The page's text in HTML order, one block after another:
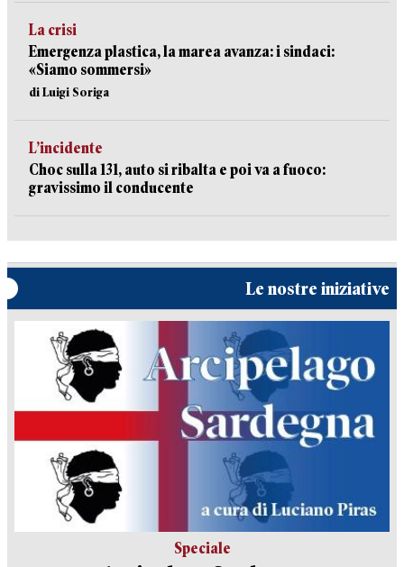
La crisi
Emergenza plastica, la marea avanza: i sindaci:
«Siamo sommersi»
di Luigi Soriga
L’incidente
Choc sulla 131, auto si ribalta e poi va a fuoco:
gravissimo il conducente
Le nostre iniziative
Speciale